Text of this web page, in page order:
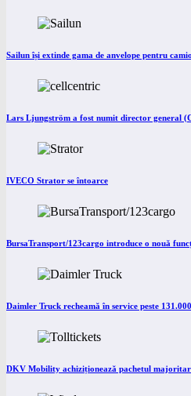
Sailun își extinde gama de anvelope pentru
Lars Ljungström a fost numit director general
IVECO Strator se întoarce
BursaTransport/123cargo introduce o nouă
Daimler Truck recheamă în service peste
DKV Mobility achiziționează pachetul